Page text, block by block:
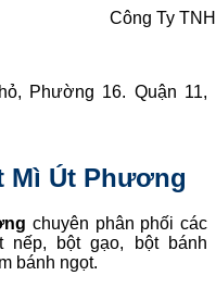
Công Ty
Phường 16. Quận 11,
Mì Út Phương
chuyên phân phối các
nếp, bột gạo, bột bánh
bánh ngọt.